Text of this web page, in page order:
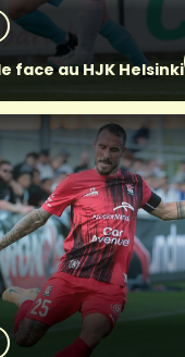
face au HJK Helsinki